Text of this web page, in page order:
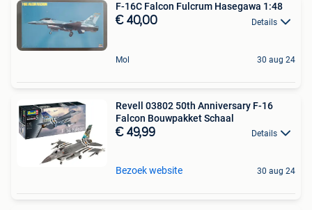
F-16C Falcon Fulcrum Hasegawa 1:48
€ 40,00 Details
Mol 30 aug 24
Revell 03802 50th Anniversary F-16
Falcon Bouwpakket Schaal
€ 49,99 Details
Bezoek website 30 aug 24